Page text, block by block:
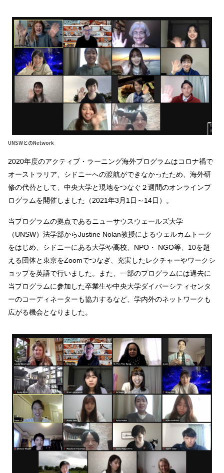
UNSWとのNetwork
2020年度のアクティブ・ラーニング海外プログラムはコロナ禍で
オーストラリア、シドニーへの渡航ができなかったため、海外研
修の代替として、中央大学と現地をつなぐ２週間のオンラインプ
ログラムを開催しました（2021年3月1日～14日）。
当プログラムの拠点であるニューサウスウェールズ大学
（UNSW）法学部からJustine Nolan教授によるウェルカムトーク
をはじめ、シドニーにある大学や高校、NPO・ NGO等、10を超
える団体と東京をZoomでつなぎ、充実したレクチャーやワークシ
ョップを英語で行いました。また、一部のプログラムには過去に
当プログラムに参加した卒業生や中央大学ダイバーシティセンタ
ーのコーディネーターも協力するなど、学内外のネットワークも
広がる機会となりました。